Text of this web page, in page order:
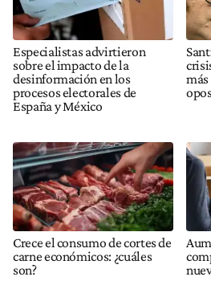
Especialistas advirtieron
sobre el impacto de la
desinformación en los
procesos electorales de
España y México
Crece el consumo de cortes de
carne económicos: ¿cuáles
son?